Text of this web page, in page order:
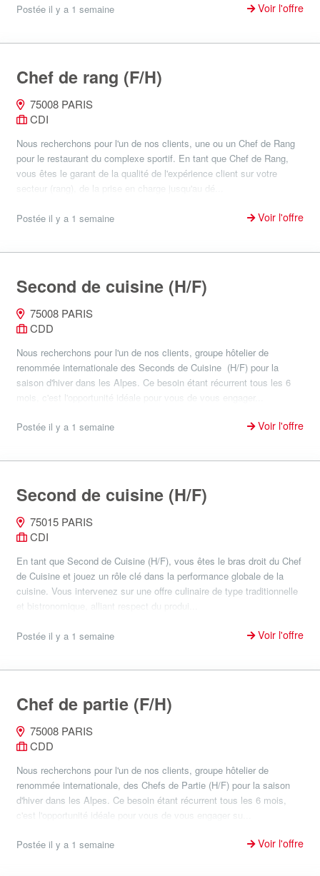
Postée il y a 1 semaine Voir l'offre
Chef de rang (F/H)
75008 PARIS
CDI
Nous recherchons pour l'un de nos clients, une ou un Chef de Rang
pour le restaurant du complexe sportif. En tant que Chef de Rang,
vous êtes le garant de la qualité de l'expérience client sur votre
secteur (rang), de la prise en charge jusqu'au dé...
Postée il y a 1 semaine Voir l'offre
Second de cuisine (H/F)
75008 PARIS
CDD
Nous recherchons pour l'un de nos clients, groupe hôtelier de
renommée internationale des Seconds de Cuisine (H/F) pour la
saison d'hiver dans les Alpes. Ce besoin étant récurrent tous les 6
mois, c'est l'opportunité idéale pour vous de vous engager...
Postée il y a 1 semaine Voir l'offre
Second de cuisine (H/F)
75015 PARIS
CDI
En tant que Second de Cuisine (H/F), vous êtes le bras droit du Chef
de Cuisine et jouez un rôle clé dans la performance globale de la
cuisine. Vous intervenez sur une offre culinaire de type traditionnelle
et bistronomique, alliant respect du produi...
Postée il y a 1 semaine Voir l'offre
Chef de partie (F/H)
75008 PARIS
CDD
Nous recherchons pour l'un de nos clients, groupe hôtelier de
renommée internationale, des Chefs de Partie (H/F) pour la saison
d'hiver dans les Alpes. Ce besoin étant récurrent tous les 6 mois,
c'est l'opportunité idéale pour vous de vous engager su...
Postée il y a 1 semaine Voir l'offre